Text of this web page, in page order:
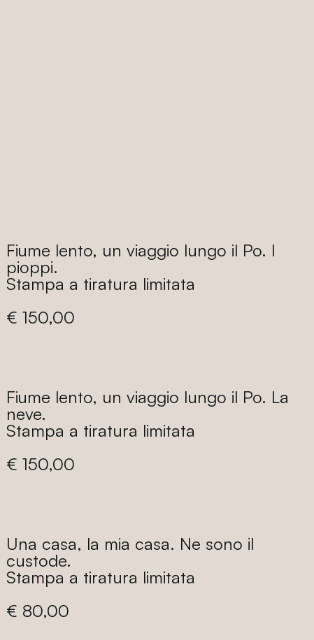
Fiume lento, un viaggio lungo il Po. I
pioppi.
Stampa a tiratura limitata
Prezzo
€ 150,00
Fiume lento, un viaggio lungo il Po. La
neve.
Stampa a tiratura limitata
Prezzo
€ 150,00
Una casa, la mia casa. Ne sono il
custode.
Stampa a tiratura limitata
Prezzo
€ 80,00